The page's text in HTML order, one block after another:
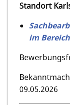
Standort
im
09.05.2026